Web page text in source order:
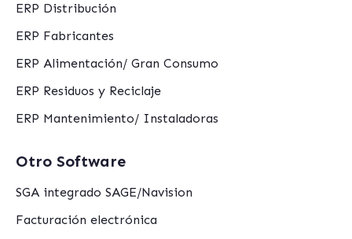
ERP Distribución
ERP Fabricantes
ERP Alimentación/ Gran Consumo
ERP Residuos y Reciclaje
ERP Mantenimiento/ Instaladoras
Otro Software
SGA integrado SAGE/Navision
Facturación electrónica